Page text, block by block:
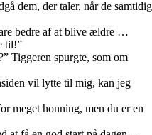
dem, der taler, når de samtidig
bedre af at blive ældre …
til!”
Tiggeren spurgte, som om
vil lytte til mig, kan jeg
meget honning, men du er en